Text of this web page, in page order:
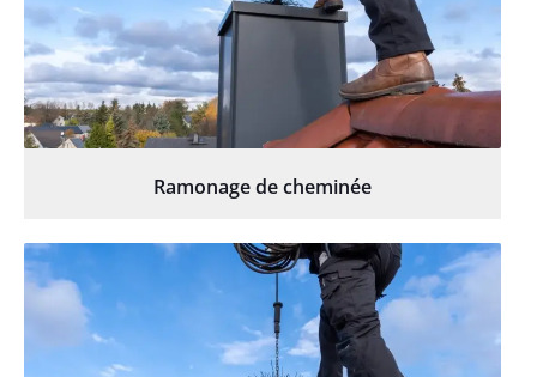
Ramonage de cheminée